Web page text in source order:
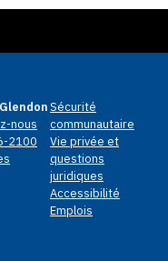
nous
2100
Sécurité
communautaire
Vie privée et
questions
juridiques
Accessibilité
Emplois